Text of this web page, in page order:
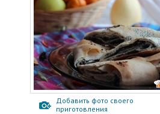
Добавить фото своего
приготовления